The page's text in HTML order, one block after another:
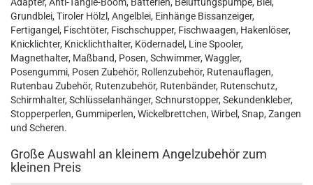
Adapter, Anti-Tangle-Boom, Batterien, Belüftungspumpe, Blei,
Grundblei, Tiroler Hölzl, Angelblei, Einhänge Bissanzeiger,
Fertigangel, Fischtöter, Fischschupper, Fischwaagen, Hakenlöser,
Knicklichter, Knicklichthalter, Ködernadel, Line Spooler,
Magnethalter, Maßband, Posen, Schwimmer, Waggler,
Posengummi, Posen Zubehör, Rollenzubehör, Rutenauflagen,
Rutenbau Zubehör, Rutenzubehör, Rutenbänder, Rutenschutz,
Schirmhalter, Schlüsselanhänger, Schnurstopper, Sekundenkleber,
Stopperperlen, Gummiperlen, Wickelbrettchen, Wirbel, Snap, Zangen
und Scheren.
Große Auswahl an kleinem Angelzubehör zum
kleinen Preis